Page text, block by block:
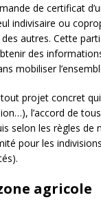
de certificat
indivisaire ou
des autres. Cette
des
mobiliser
projet concret
l’accord de
selon les règles de
pour les
agricole